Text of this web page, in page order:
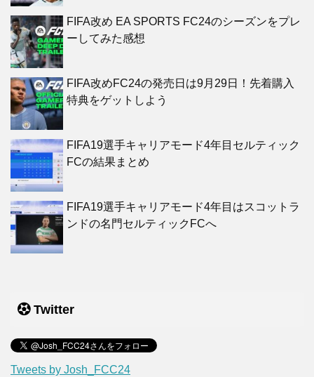
FIFA改め EA SPORTS FC24のシーズンをプレ
ーしてみた感想
FIFA改めFC24の発売日は9月29日！先着購入
特典をゲットしよう
FIFA19選手キャリアモード4年目セルティック
FCの結果まとめ
FIFA19選手キャリアモード4年目はスコットラ
ンドの名門セルティックFCへ
Twitter
Tweets by Josh_FCC24